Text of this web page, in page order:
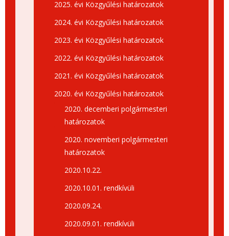
2025. évi Közgyűlési határozatok
2024. évi Közgyűlési határozatok
2023. évi Közgyűlési határozatok
2022. évi Közgyűlési határozatok
2021. évi Közgyűlési határozatok
2020. évi Közgyűlési határozatok
2020. decemberi polgármesteri
határozatok
2020. novemberi polgármesteri
határozatok
2020.10.22.
2020.10.01. rendkívüli
2020.09.24.
2020.09.01. rendkívüli